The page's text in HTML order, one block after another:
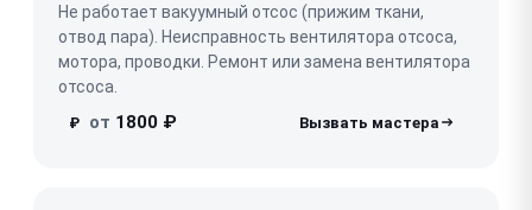
Не работает вакуумный отсос (прижим ткани,
отвод пара). Неисправность вентилятора отсоса,
мотора, проводки. Ремонт или замена вентилятора
отсоса.
₽ от 1800 ₽